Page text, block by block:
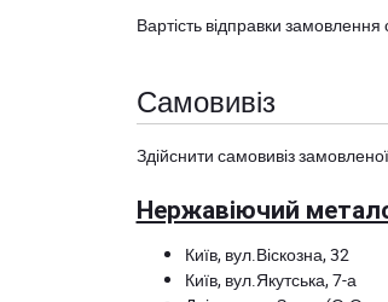
Вартість відправки
Самовивіз
Здійснити самовивіз
Нержавіючий
Київ, вул.Віскозна, 32
Київ, вул.Якутська, 7-а